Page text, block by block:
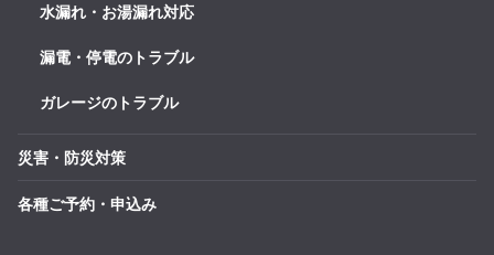
水漏れ・お湯漏れ対応
漏電・停電のトラブル
ガレージのトラブル
災害・防災対策
各種ご予約・申込み